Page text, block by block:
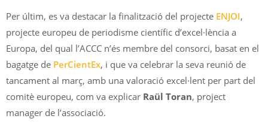
Per últim, es va destacar la finalització del projecte ENJOI,
projecte europeu de periodisme científic d’excel·lència a
Europa, del qual l’ACCC n’és membre del consorci, basat en el
bagatge de PerCientEx, i que va celebrar la seva reunió de
tancament al març, amb una valoració excel·lent per part del
comitè europeu, com va explicar Raül Toran, project
manager de l’associació.